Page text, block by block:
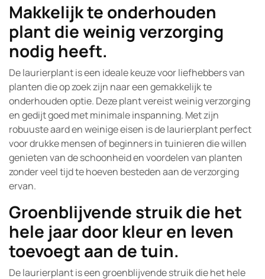
Makkelijk te onderhouden
plant die weinig verzorging
nodig heeft.
De laurierplant is een ideale keuze voor liefhebbers van
planten die op zoek zijn naar een gemakkelijk te
onderhouden optie. Deze plant vereist weinig verzorging
en gedijt goed met minimale inspanning. Met zijn
robuuste aard en weinige eisen is de laurierplant perfect
voor drukke mensen of beginners in tuinieren die willen
genieten van de schoonheid en voordelen van planten
zonder veel tijd te hoeven besteden aan de verzorging
ervan.
Groenblijvende struik die het
hele jaar door kleur en leven
toevoegt aan de tuin.
De laurierplant is een groenblijvende struik die het hele